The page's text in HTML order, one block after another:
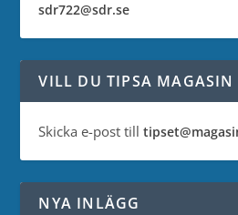
sdr722@sdr.se
VILL DU TIPSA
Skicka e-post till
NYA INLÄGG